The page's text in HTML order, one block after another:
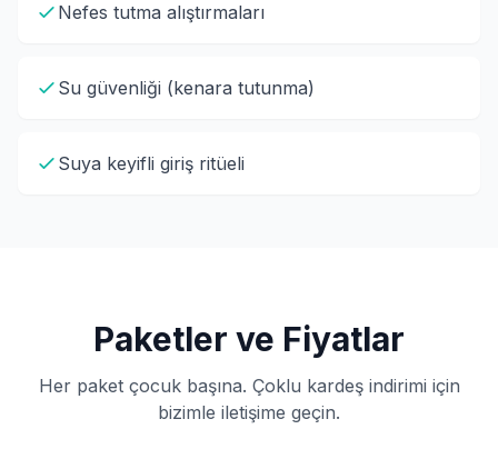
Nefes tutma alıştırmaları
Su güvenliği (kenara tutunma)
Suya keyifli giriş ritüeli
Paketler ve Fiyatlar
Her paket çocuk başına. Çoklu kardeş indirimi için
bizimle iletişime geçin.